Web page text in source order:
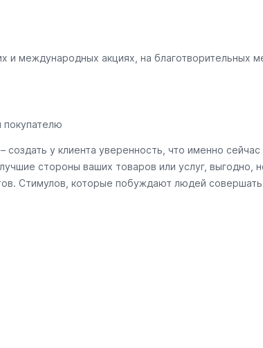
и международных акциях, на благотворительных
покупателю
у клиента уверенность, что именно
стороны ваших товаров или услуг, выгодно,
Стимулов, которые побуждают людей